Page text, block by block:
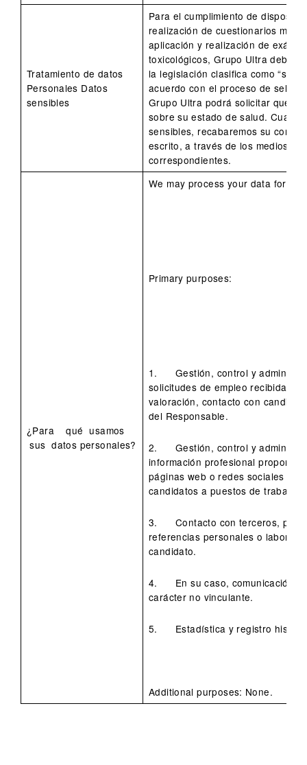
Tratamiento de datos
Personales Datos
sensibles
Para el cumplimiento de
realización de cuestionarios
aplicación y realización de
toxicológicos, Grupo Ultra debe
la legislación clasifica como
acuerdo con el proceso de
Grupo Ultra podrá solicitar que
sobre su estado de salud.
sensibles, recabaremos su
escrito, a través de los medios
correspondientes.
¿Para qué usamos
sus datos personales?
We may process your data for
Primary purposes:
1. Gestión, control y
solicitudes de empleo recibidas
valoración, contacto con
del Responsable.
2. Gestión, control y
información profesional
páginas web o redes sociales de
candidatos a puestos de trabajo.
3. Contacto con terceros, para
referencias personales o
candidato.
4. En su caso, comunicación
carácter no vinculante.
5. Estadística y registro
Additional purposes: None.